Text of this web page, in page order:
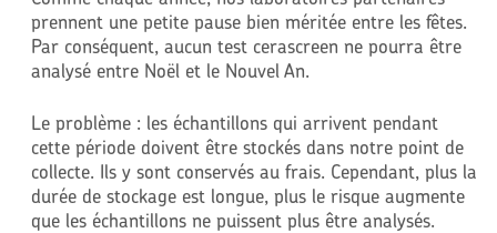
prennent une petite pause bien méritée entre les fêtes.
Par conséquent, aucun test cerascreen ne pourra être
analysé entre Noël et le Nouvel An.
Le problème : les échantillons qui arrivent pendant
cette période doivent être stockés dans notre point de
collecte. Ils y sont conservés au frais. Cependant, plus la
durée de stockage est longue, plus le risque augmente
que les échantillons ne puissent plus être analysés.